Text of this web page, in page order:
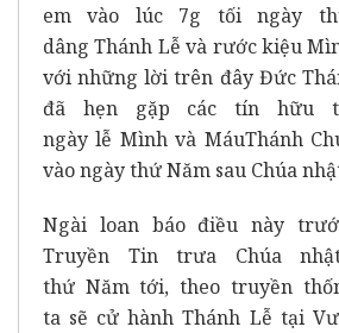
em vào lúc 7g tối ngày
dâng Thánh Lễ và rước kiệu
với những lời trên đây Đức
đã hẹn gặp các tín hữu
ngày lễ Mình và MáuThánh
vào ngày thứ Năm sau Chúa
Ngài loan báo điều này
Truyền Tin trưa Chúa
thứ Năm tới, theo truyền
ta sẽ cử hành Thánh Lễ tại